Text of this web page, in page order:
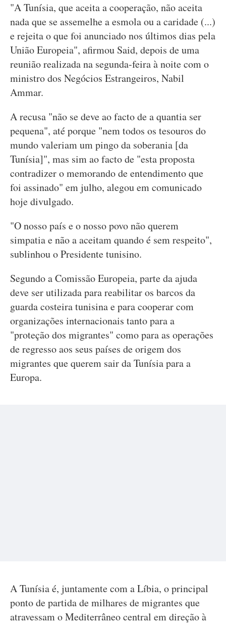
"A Tunísia, que aceita a cooperação, não aceita
nada que se assemelhe a esmola ou a caridade (...)
e rejeita o que foi anunciado nos últimos dias pela
União Europeia", afirmou Said, depois de uma
reunião realizada na segunda-feira à noite com o
ministro dos Negócios Estrangeiros, Nabil
Ammar.
A recusa "não se deve ao facto de a quantia ser
pequena", até porque "nem todos os tesouros do
mundo valeriam um pingo da soberania [da
Tunísia]", mas sim ao facto de "esta proposta
contradizer o memorando de entendimento que
foi assinado" em julho, alegou em comunicado
hoje divulgado.
"O nosso país e o nosso povo não querem
simpatia e não a aceitam quando é sem respeito",
sublinhou o Presidente tunisino.
Segundo a Comissão Europeia, parte da ajuda
deve ser utilizada para reabilitar os barcos da
guarda costeira tunisina e para cooperar com
organizações internacionais tanto para a
"proteção dos migrantes" como para as operações
de regresso aos seus países de origem dos
migrantes que querem sair da Tunísia para a
Europa.
A Tunísia é, juntamente com a Líbia, o principal
ponto de partida de milhares de migrantes que
atravessam o Mediterrâneo central em direção à